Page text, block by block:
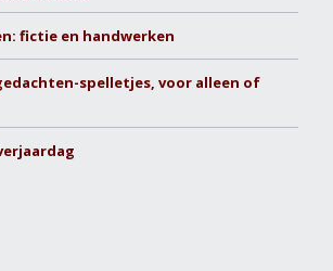
fictie en handwerken
spelletjes, voor alleen of